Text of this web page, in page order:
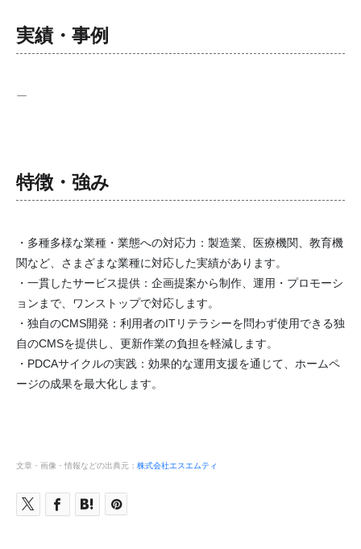
実績・事例
ー
特徴・強み
・多種多様な業種・業態への対応力：製造業、医療機関、教育機
関など、さまざまな業種に対応した実績があります。
・一貫したサービス提供：企画提案から制作、運用・プロモーシ
ョンまで、ワンストップで対応します。
・独自のCMS開発：利用者のITリテラシーを問わず使用できる独
自のCMSを提供し、更新作業の負担を軽減します。
・PDCAサイクルの実践：効果的な運用支援を通じて、ホームペ
ージの成果を最大化します。
文章・画像・情報などの出典元： 株式会社エスエムティ